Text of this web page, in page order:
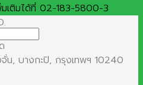
เติมได้ที่ 02-183-5800-3
, บางกะปิ, กรุงเทพฯ 10240